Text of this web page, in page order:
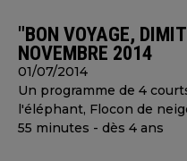
"BON VOYAGE,
NOVEMBRE 2014
01/07/2014
Un programme de 4
l'éléphant, Flocon de
55 minutes - dès 4 ans